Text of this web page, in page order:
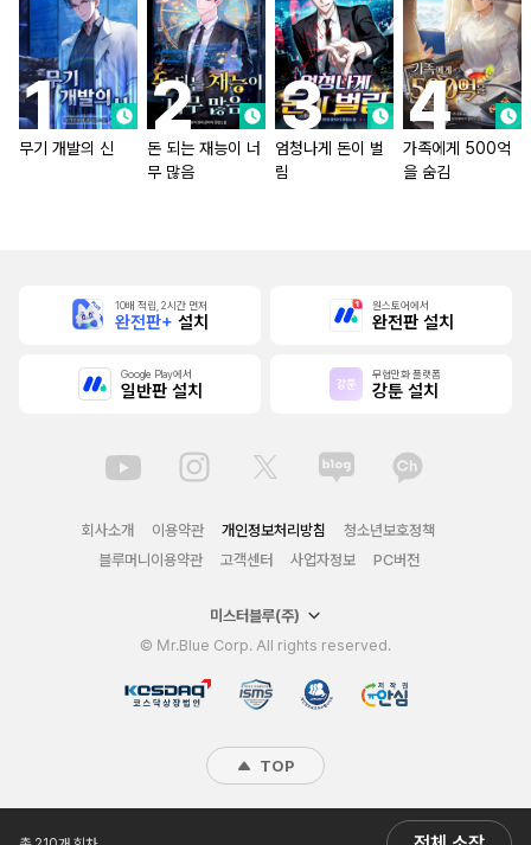
무기 개발의 신
돈 되는 재능이 너
무 많음
엄청나게 돈이 벌
림
가족에게 500억
을 숨김
10배 적립, 2시간 먼저
완전판+ 설치
원스토어에서
완전판 설치
Google Play에서
일반판 설치
무협만화 플랫폼
강툰 설치
회사소개 이용약관 개인정보처리방침
청소년보호정책
블루머니이용약관
고객센터 사업자정보 PC버전
미스터블루(주)
© Mr.Blue Corp. All rights reserved.
TOP